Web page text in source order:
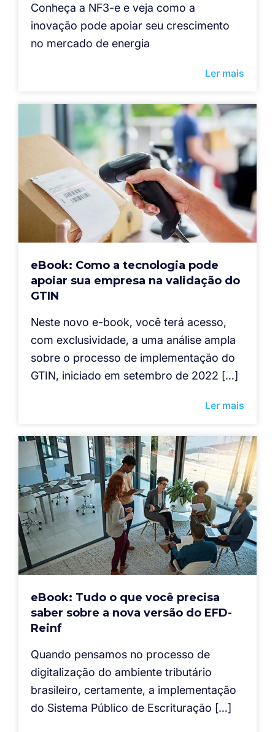
Conheça a NF3-e e veja como a
inovação pode apoiar seu crescimento
no mercado de energia
Ler mais
eBook: Como a tecnologia pode
apoiar sua empresa na validação do
GTIN
Neste novo e-book, você terá acesso,
com exclusividade, a uma análise ampla
sobre o processo de implementação do
GTIN, iniciado em setembro de 2022 […]
Ler mais
eBook: Tudo o que você precisa
saber sobre a nova versão do EFD-
Reinf
Quando pensamos no processo de
digitalização do ambiente tributário
brasileiro, certamente, a implementação
do Sistema Público de Escrituração […]